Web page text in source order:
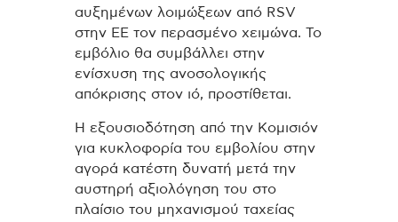
αυξημένων λοιμώξεων από RSV
στην ΕΕ τον περασμένο χειμώνα. Το
εμβόλιο θα συμβάλλει στην
ενίσχυση της ανοσολογικής
απόκρισης στον ιό, προστίθεται.
Η εξουσιοδότηση από την Κομισιόν
για κυκλοφορία του εμβολίου στην
αγορά κατέστη δυνατή μετά την
αυστηρή αξιολόγηση του στο
πλαίσιο του μηχανισμού ταχείας